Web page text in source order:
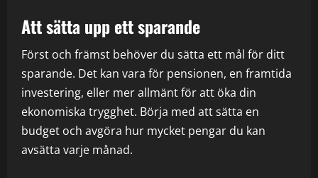
Att sätta upp ett sparande
Först och främst behöver du sätta ett mål för ditt
sparande. Det kan vara för pensionen, en framtida
investering, eller mer allmänt för att öka din
ekonomiska trygghet. Börja med att sätta en
budget och avgöra hur mycket pengar du kan
avsätta varje månad.